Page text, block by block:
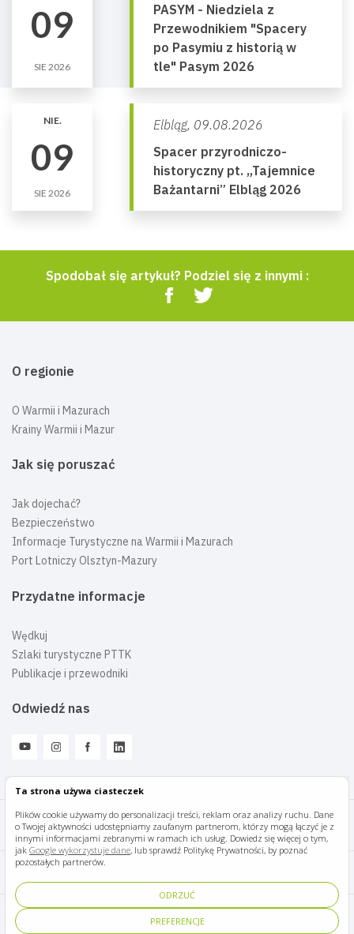
Ta strona używa ciasteczek
Plików cookie używamy do personalizacji treści, reklam oraz analizy ruchu. Dane
o Twojej aktywności udostępniamy zaufanym partnerom, którzy mogą łączyć je z
innymi informacjami zebranymi w ramach ich usług. Dowiedz się więcej o tym,
jak Google wykorzystuje dane, lub sprawdź Politykę Prywatności, by poznać
pozostałych partnerów.
ODRZUĆ
PREFERENCJE
09
SIE 2026
PASYM - Niedziela z
Przewodnikiem "Spacery
po Pasymiu z historią w
tle" Pasym 2026
NIE.
09
SIE 2026
Elbląg, 09.08.2026
Spacer przyrodniczo-
historyczny pt. „Tajemnice
Bażantarni” Elbląg 2026
Spodobał się artykuł? Podziel się z innymi :
O regionie
O Warmii i Mazurach
Krainy Warmii i Mazur
Jak się poruszać
Jak dojechać?
Bezpieczeństwo
Informacje Turystyczne na Warmii i Mazurach
Port Lotniczy Olsztyn-Mazury
Przydatne informacje
Wędkuj
Szlaki turystyczne PTTK
Publikacje i przewodniki
Odwiedź nas
Mazury Travel © 2026
Polityka prywatności